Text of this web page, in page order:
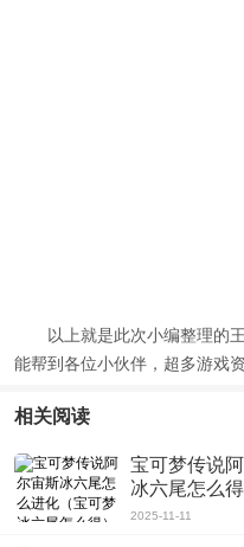
以上就是此次小编整理的
能帮到各位小伙伴，超多游戏
相关阅读
宝可梦传说
冰六尾怎么得
2025-11-11